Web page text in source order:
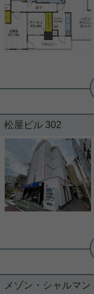
写真(9)
実用春日ホーム 富坂
実用春日ホーム 西
松屋ビル 302
実用春日ホーム 千
メゾン・シャルマン